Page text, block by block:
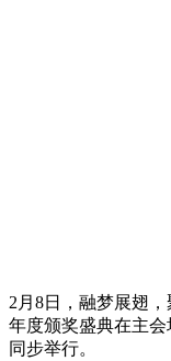
2月8日，融梦展翅
年度颁奖盛典在主
同步举行。